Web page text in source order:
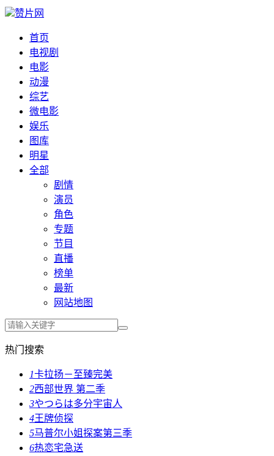
赞片网
首页
电视剧
电影
动漫
综艺
微电影
娱乐
图库
明星
全部
剧情
演员
角色
专题
节目
直播
榜单
最新
网站地图
热门搜索
1卡拉扬－至臻完美
2西部世界 第二季
3やつらは多分宇宙人
4王牌侦探
5马普尔小姐探案第三季
6热恋宅急送